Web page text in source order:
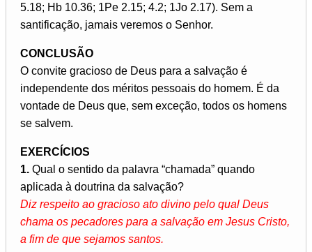
5.18; Hb 10.36; 1Pe 2.15; 4.2; 1Jo 2.17). Sem a
santificação, jamais veremos o Senhor.
CONCLUSÃO
O convite gracioso de Deus para a salvação é
independente dos méritos pessoais do homem. É da
vontade de Deus que, sem exceção, todos os homens
se salvem.
EXERCÍCIOS
1. Qual o sentido da palavra “chamada” quando
aplicada à doutrina da salvação?
Diz respeito ao gracioso ato divino pelo qual Deus
chama os pecadores para a salvação em Jesus Cristo,
a fim de que sejamos santos.